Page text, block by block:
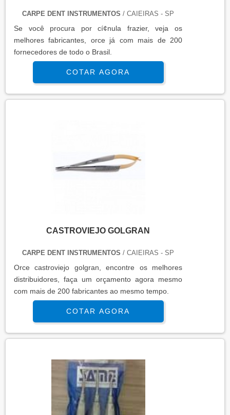
CARPE DENT INSTRUMENTOS / CAIEIRAS - SP
Se você procura por cí¢nula frazier, veja os
melhores fabricantes, orce já com mais de 200
fornecedores de todo o Brasil.
COTAR AGORA
CASTROVIEJO GOLGRAN
CARPE DENT INSTRUMENTOS / CAIEIRAS - SP
Orce castroviejo golgran, encontre os melhores
distribuidores, faça um orçamento agora mesmo
com mais de 200 fabricantes ao mesmo tempo.
COTAR AGORA